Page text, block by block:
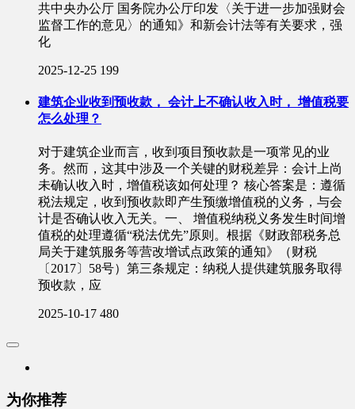
共中央办公厅 国务院办公厅印发〈关于进一步加强财会
监督工作的意见〉的通知》和新会计法等有关要求，强
化
2025-12-25 199
建筑企业收到预收款， 会计上不确认收入时， 增值税要
怎么处理？
对于建筑企业而言，收到项目预收款是一项常见的业
务。然而，这其中涉及一个关键的财税差异：会计上尚
未确认收入时，增值税该如何处理？ 核心答案是：遵循
税法规定，收到预收款即产生预缴增值税的义务，与会
计是否确认收入无关。一、 增值税纳税义务发生时间增
值税的处理遵循“税法优先”原则。根据《财政部税务总
局关于建筑服务等营改增试点政策的通知》（财税
〔2017〕58号）第三条规定：纳税人提供建筑服务取得
预收款，应
2025-10-17 480
为你推荐